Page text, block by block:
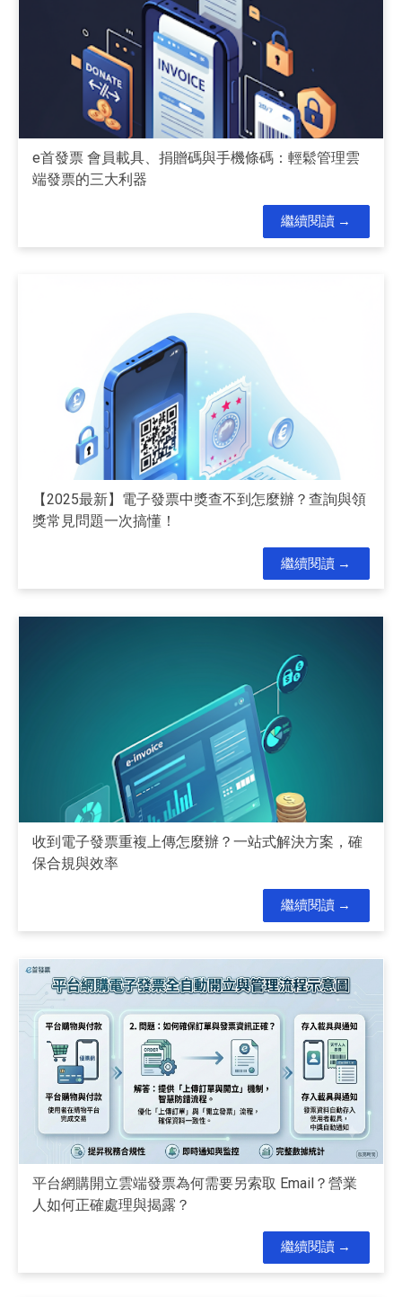
e首發票 會員載具、捐贈碼與手機條碼：輕鬆管理雲
端發票的三大利器
繼續閱讀
【2025最新】電子發票中獎查不到怎麼辦？查詢與領
獎常見問題一次搞懂！
繼續閱讀
收到電子發票重複上傳怎麼辦？一站式解決方案，確
保合規與效率
繼續閱讀
平台網購開立雲端發票為何需要另索取 Email？營業
人如何正確處理與揭露？
繼續閱讀